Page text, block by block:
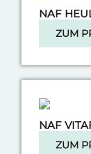
NAF
ZUM
NAF
ZUM